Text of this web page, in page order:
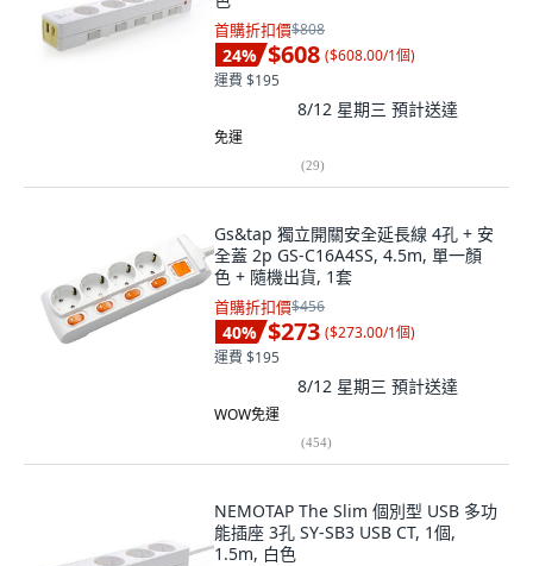
首購折扣價$808
24% $608 ($608.00/1個)
運費 $195
8/12 星期三 預計送達
免運
(29)
Gs&tap 獨立開關安全延長線 4孔 + 安
全蓋 2p GS-C16A4SS, 4.5m, 單一顏
色 + 隨機出貨, 1套
首購折扣價$456
40% $273 ($273.00/1個)
運費 $195
8/12 星期三 預計送達
WOW免運
(454)
NEMOTAP The Slim 個別型 USB 多功
能插座 3孔 SY-SB3 USB CT, 1個,
1.5m, 白色